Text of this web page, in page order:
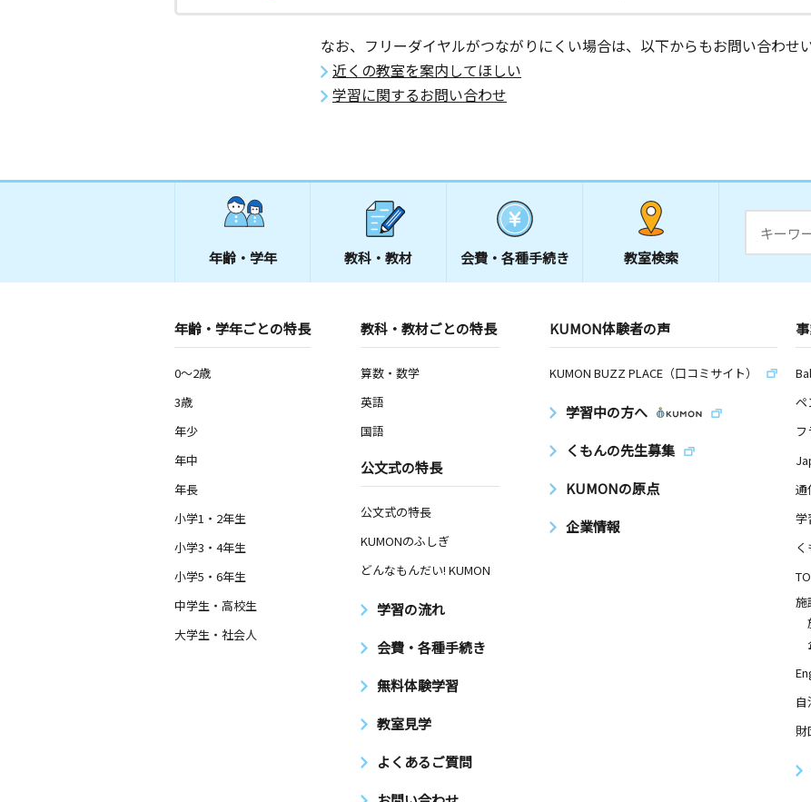
なお、フリーダイヤルがつながりにくい場合は、以下からもお問い合わせ
近くの教室を案内してほしい
学習に関するお問い合わせ
年齢・学年 教科・教材 会費・ 各種手続き 教室検索
年齢・学年ごとの特長
0～2歳
3歳
年少
年中
年長
小学1・2年生
小学3・4年生
小学5・6年生
中学生・高校生
大学生・社会人
教科・教材ごとの特長
算数・数学
英語
国語
公文式の特長
公文式の特長
KUMONのふしぎ
どんなもんだい! KUMON
学習の流れ
会費・各種手続き
無料体験学習
教室見学
よくあるご質問
KUMON体験者の声
KUMON BUZZ PLACE（口コミサイト）
学習中の方へ
くもんの先生募集
KUMONの原点
企業情報
ペ
フ
通
学
施
自
財